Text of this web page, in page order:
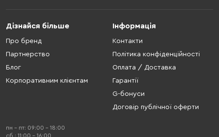
Дізнайся більше
Про бренд
Партнерство
Блог
Корпоративним клієнтам
Інформація
Контакти
Політика конфіденційності
Оплата / Доставка
Гарантії
G-бонуси
Договір публічної оферти
пн - пт: 09:00 - 18:00
cб : 11:00 - 16:00